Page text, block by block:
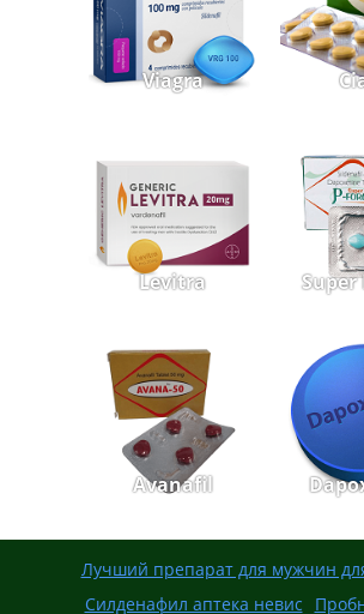
Viagra
Levitra Super
Avanafil
Лучший препарат для мужчин
Силденафил аптека невис